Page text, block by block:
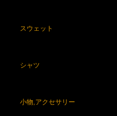
スウェット
シャツ
小物,アクセサリー